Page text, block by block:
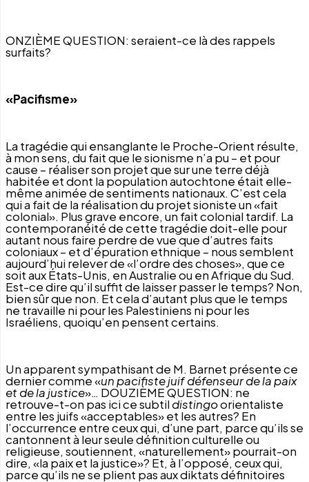
ONZIÈME QUESTION: seraient-ce là des rappels
surfaits?
«Pacifisme»
La tragédie qui ensanglante le Proche-Orient résulte,
à mon sens, du fait que le sionisme n’a pu – et pour
cause – réaliser son projet que sur une terre déjà
habitée et dont la population autochtone était elle-
même animée de sentiments nationaux. C’est cela
qui a fait de la réalisation du projet sioniste un «fait
colonial». Plus grave encore, un fait colonial tardif. La
contemporanéité de cette tragédie doit-elle pour
autant nous faire perdre de vue que d’autres faits
coloniaux – et d’épuration ethnique – nous semblent
aujourd’hui relever de «l’ordre des choses», que ce
soit aux États-Unis, en Australie ou en Afrique du Sud.
Est-ce dire qu’il suffit de laisser passer le temps? Non,
bien sûr que non. Et cela d’autant plus que le temps
ne travaille ni pour les Palestiniens ni pour les
Israéliens, quoiqu’en pensent certains.
Un apparent sympathisant de M. Barnet présente ce
dernier comme «un pacifiste juif défenseur de la paix
et de la justice»… DOUZIÈME QUESTION: ne
retrouve-t-on pas ici ce subtildistingoorientaliste
entre les juifs «acceptables» et les autres? En
l’occurrence entre ceux qui, d’une part, parce qu’ils se
cantonnent à leur seule définition culturelle ou
religieuse, soutiennent, «naturellement» pourrait-on
dire, «la paix et la justice»? Et, à l’opposé, ceux qui,
parce qu’ils ne se plient pas aux diktats définitoires